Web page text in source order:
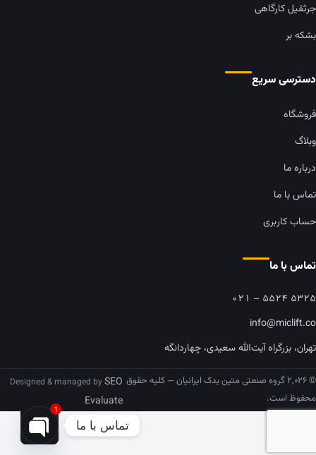
جرثقیل کارگاهی
بشکه بر
دسترسی سریع
فروشگاه
وبلاگ
درباره ما
تماس با ما
حساب کاربری
تماس با ما
۰۲۱ – ۵۵۲۴ ۵۳۲۵
info@miclift.co
تهران، بزرگراه آیت‌الله سعیدی، چهاردانگه
© ۲,۰۲۶ گروه صنعتی متین یدک ایرانیان — کلیه حقوق
محفوظ است.
Designed & managed bySEO
Evaluate
تماس با ما
1